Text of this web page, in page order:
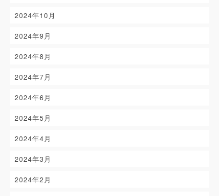
2024年10月
2024年9月
2024年8月
2024年7月
2024年6月
2024年5月
2024年4月
2024年3月
2024年2月